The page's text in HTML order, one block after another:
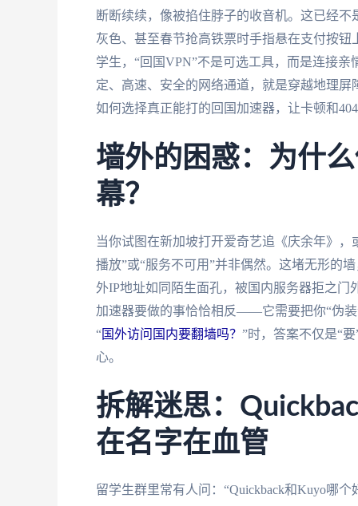
断断续续，像被掐住脖子的收音机。这已经
灰色、甚至春节抢高铁票时手指悬在支付按
学生，“回国VPN”不是可选工具，而是连接
定、高速、安全的网络通道，就是穿越地理
如何选择真正能打的回国加速器，让卡顿和
墙外的困惑：为什
幕？
当你试图在新加坡打开爱奇艺追《庆余年》
播放”或“服务不可用”并非偶然。这堵无形的
外IP地址如同陌生面孔，被国内服务器拒之门
加速器要做的事恰恰相反——它需要把你“伪
“国外访问国内要翻墙吗？ ”时，答案不仅是“
心。
拆解迷思：
在名字在血管
留学生群里常有人问：“Quickback和Kuyo哪